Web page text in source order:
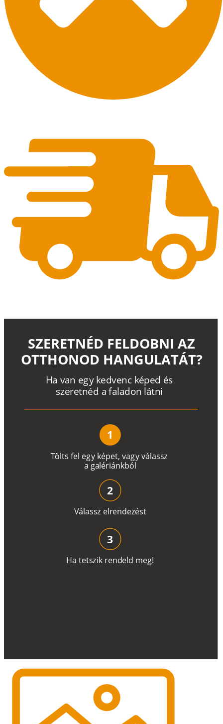
Tölts fel egy képet, vagyválassz
a galériánkból
Ha van egy kedvenc képed és
szeretnéd a faladon látni
SZERETNÉD FELDOBNI AZ
OTTHONOD HANGULATÁT?
1
Válassz elrendezést
2
Ha tetszik rendeld meg!
3